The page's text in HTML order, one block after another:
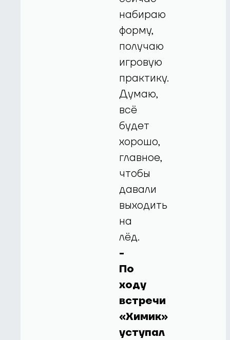
набираю
форму,
получаю
игровую
практику.
Думаю,
всё
будет
хорошо,
главное,
чтобы
давали
выходить
на
лёд.
-
По
ходу
встречи
«Химик»
уступал